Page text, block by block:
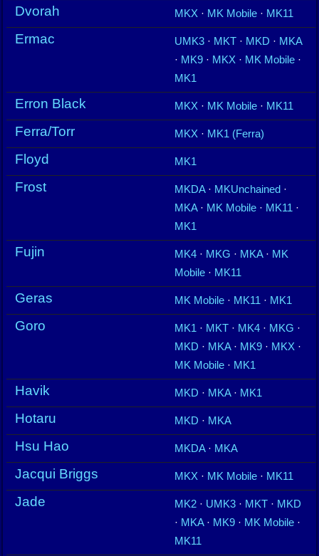
Dvorah MKX · MK Mobile · MK11
Ermac UMK3 · MKT · MKD · MKA
· MK9 · MKX · MK Mobile ·
MK1
Erron Black MKX · MK Mobile · MK11
Ferra/Torr MKX · MK1 (Ferra)
Floyd MK1
Frost MKDA· MKUnchained ·
MKA· MK Mobile · MK11 ·
MK1
Fujin MK4 · MKG · MKA· MK
Mobile · MK11
Geras MK Mobile · MK11 · MK1
Goro MK1 · MKT · MK4 · MKG ·
MKD · MKA· MK9 · MKX ·
MK Mobile · MK1
Havik MKD · MKA· MK1
Hotaru MKD · MKA
Hsu Hao MKDA· MKA
Jacqui Briggs MKX · MK Mobile · MK11
Jade MK2 · UMK3 · MKT · MKD
· MKA· MK9 · MK Mobile ·
MK11